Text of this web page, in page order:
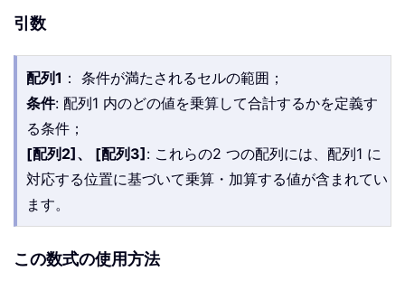
引数
配列1 ： 条件が満たされるセルの範囲；
条件: 配列1 内のどの値を乗算して合計するかを定義す
る条件；
[配列2]、 [配列3]: これらの2 つの配列には、配列1 に
対応する位置に基づいて乗算・加算する値が含まれてい
ます。
この数式の使用方法